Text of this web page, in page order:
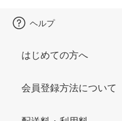
ヘルプ
はじめての方へ
会員登録方法について